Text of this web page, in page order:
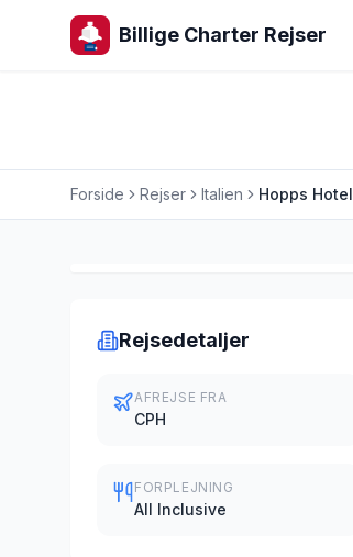
Billige Charter Rejser
Forside Rejser Italien Hopps Hotel
Rejsedetaljer
AFREJSE FRA
CPH
FORPLEJNING
All Inclusive